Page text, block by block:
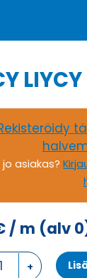
LIYCY
jo asiakas?
/ m (alv